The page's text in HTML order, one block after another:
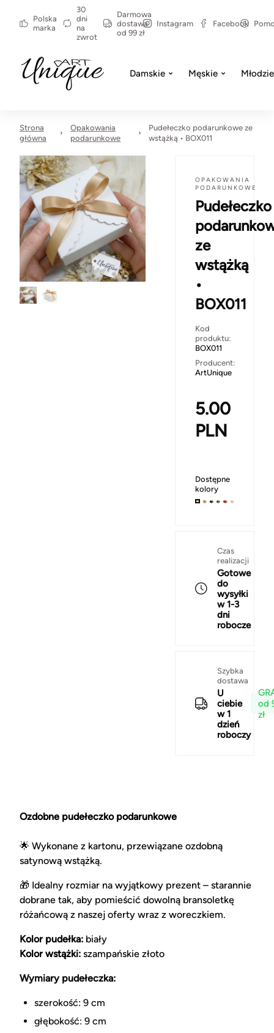
Polska
marka
30
dni
na
zwrot
Darmowa
dostawa
od 99 zł
Instagram Facebook
Damskie Męskie
Strona
główna
Opakowania
podarunkowe
Pudełeczko podarunkowe ze
wstążką • BOX011
OPAKOWANIA
PODARUNKOWE
Pudełeczko
ze
wstążką
•
BOX011
Kod
produktu:
BOX011
Producent:
ArtUnique
5.00
PLN
Dostępne
kolory
Czas
realizacji
Gotowe
do
wysyłki
w 1-3
dni
robocze
Szybka
dostawa
U
ciebie
w 1
dzień
roboczy
od
zł
Ozdobne pudełeczko podarunkowe
🌟 Wykonane z kartonu, przewiązane ozdobną
satynową wstążką.
🎁 Idealny rozmiar na wyjątkowy prezent – starannie
dobrane tak, aby pomieścić dowolną bransoletkę
różańcową z naszej oferty wraz z woreczkiem.
Kolor pudełka: biały
Kolor wstążki: szampańskie złoto
Wymiary pudełeczka:
szerokość: 9 cm
głębokość: 9 cm